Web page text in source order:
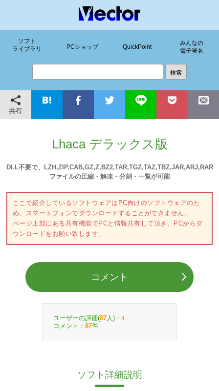
ソフト
ライブラリ
PCショップ QuickPoint
みんなの
電子署名
共有
Lhaca デラックス版
DLL不要で、LZH,ZIP,CAB,GZ,Z,BZ2,TAR,TGZ,TAZ,TBZ,JAR,ARJ,RAR
ファイルの圧縮・解凍・分割・一覧が可能
ここで紹介しているソフトウェアはPC向けのソフトウェアのた
め、スマートフォンでダウンロードすることができません。
ページ上部にある共有機能でPCと情報共有して頂き、PCからダ
ウンロードをお願い致します。
コメント
ユーザーの評価(87 人)： 4
コメント： 87件
ソフト詳細説明